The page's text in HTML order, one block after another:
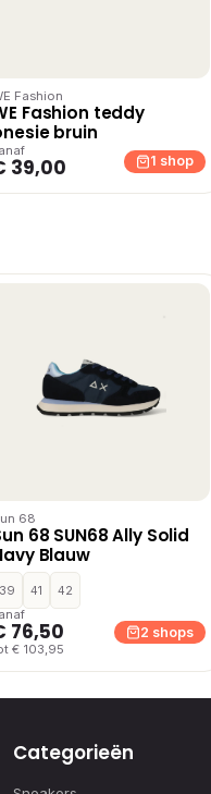
Fashion
Fashion teddy
bruin
39,00 1 shop
68
68 SUN68 Ally Solid
Blauw
39 41
42
76,50
€ 103,95
2 shops
Categorieën